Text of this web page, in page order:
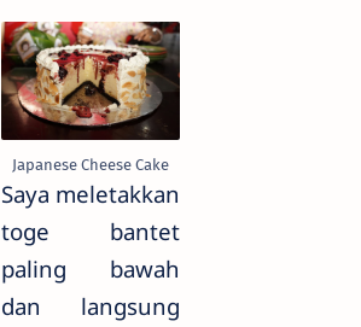
Japanese Cheese Cake
Saya meletakkan
toge bantet
paling bawah
dan langsung